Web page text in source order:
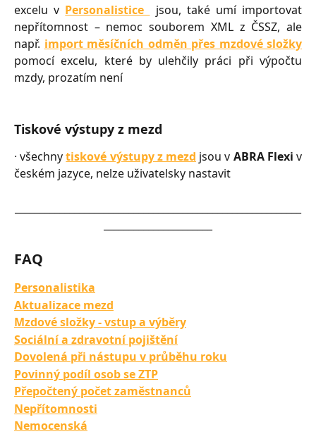
excelu v Personalistice
jsou, také umí importovat
nepřítomnost – nemoc souborem XML z ČSSZ, ale
např. import měsíčních odměn přes mzdové složky
pomocí excelu, které by ulehčily práci při výpočtu
mzdy, prozatím není
Tiskové výstupy z mezd
· všechnytiskové výstupy z mezd jsou v ABRA Flexi v
českém jazyce, nelze uživatelsky nastavit
FAQ
Personalistika
Aktualizace mezd
Mzdové složky - vstup a výběry
Sociální a zdravotní pojištění
Dovolená při nástupu v průběhu roku
Povinný podíl osob se ZTP
Přepočtený počet zaměstnanců
Nepřítomnosti
Nemocenská